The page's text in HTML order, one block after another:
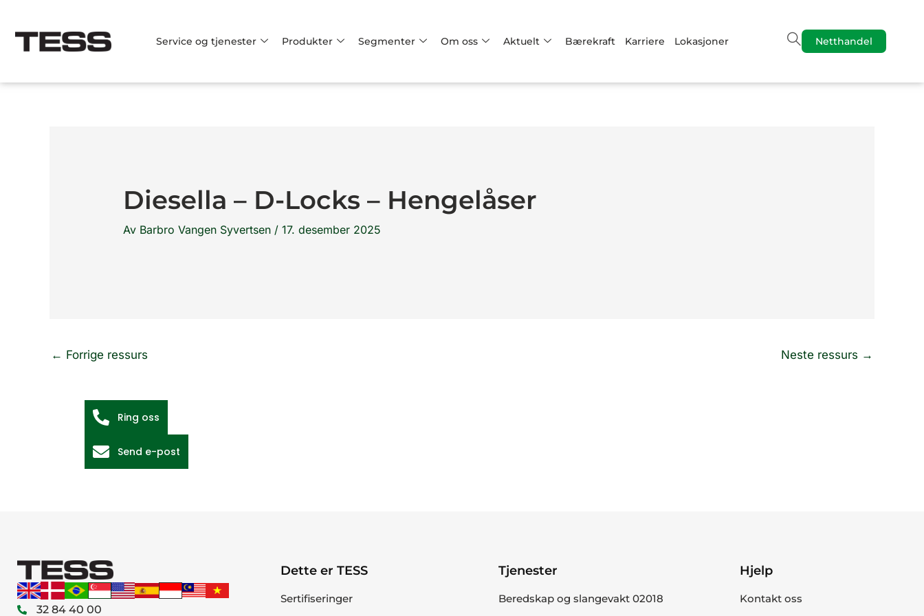
rett
Service og tjenester Produkter Segmenter Om oss Aktuelt Bærekraft Karriere Lokasjoner Netthandel
Diesella – D-Locks – Hengelåser
Av Barbro Vangen Syvertsen / 17. desember 2025
← Forrige ressurs Neste ressurs →
32 84 40 00
Dette er TESS
Sertifiseringer
Tjenester
Beredskap og slangevakt 02018
Hjelp
Kontakt oss
Ring oss
Send e-post